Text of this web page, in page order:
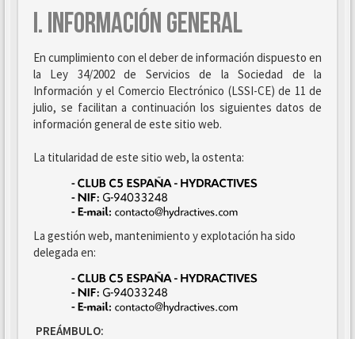
I. INFORMACIÓN GENERAL
En cumplimiento con el deber de información dispuesto en
la Ley 34/2002 de Servicios de la Sociedad de la
Información y el Comercio Electrónico (LSSI-CE) de 11 de
julio, se facilitan a continuación los siguientes datos de
información general de este sitio web.
La titularidad de este sitio web, la ostenta:
La gestión web, mantenimiento y explotación ha sido
delegada en:
PREÁMBULO: